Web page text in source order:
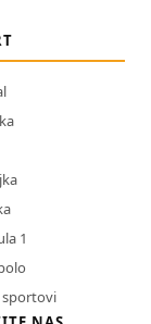
1
sportovi